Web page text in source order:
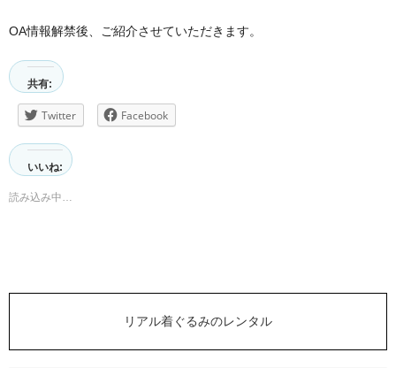
OA情報解禁後、ご紹介させていただきます。
共有:
Twitter Facebook
いいね:
読み込み中…
リアル着ぐるみのレンタル